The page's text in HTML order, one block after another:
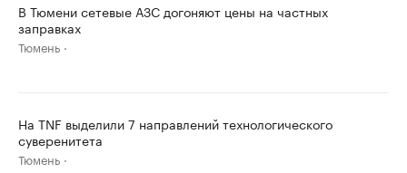
В Тюмени сетевые АЗС догоняют цены на частных
заправках
Тюмень
На TNF выделили 7 направлений технологического
суверенитета
Тюмень